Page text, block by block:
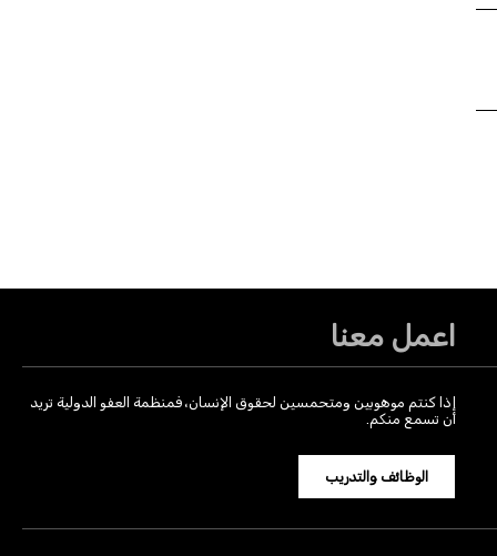
اعمل معنا
إذا كنتم موهوبين ومتحمسين لحقوق الإنسان، فمنظمة العفو الدولية تريد
أن تسمع منكم.
الوظائف والتدريب